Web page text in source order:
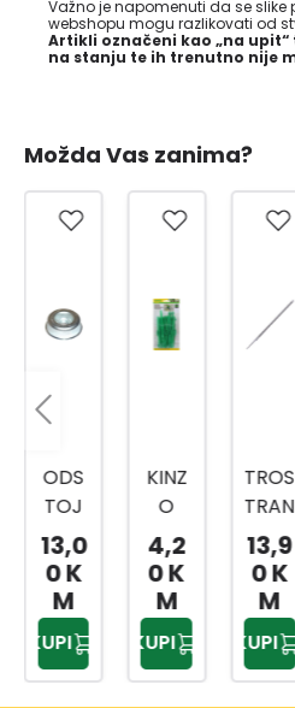
Važno je napomenuti da se
webshopu mogu razlikovati od
Artikli označeni kao „na
na stanju te ih trenutno nije
Možda Vas zanima?
ODS
TOJ
NI
TANJ
UR
13,0
0 K
M
KUPI
KINZ
O
VRTN
E
VEZI
CE
20/1
4,2
0 K
M
KUPI
TROS
TRAN
A
TURP
IJA
ZA
OŠTR
ENJE
13,9
0 K
M
KUPI